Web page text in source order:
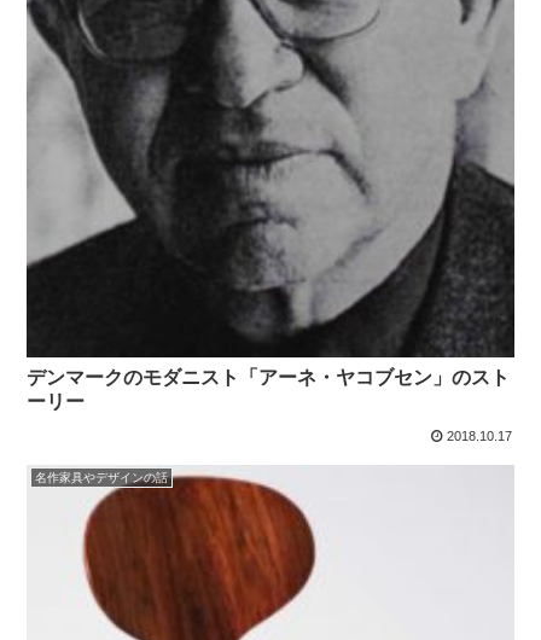
デンマークのモダニスト「アーネ・ヤコブセン」のスト
ーリー
2018.10.17
名作家具やデザインの話